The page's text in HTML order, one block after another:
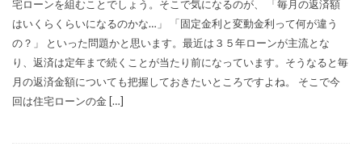
宅ローンを組むことでしょう。そこで気になるのが、 「毎月の返済額
はいくらくらいになるのかな…」 「固定金利と変動金利って何が違う
の？」 といった問題かと思います。最近は３５年ローンが主流とな
り、返済は定年まで続くことが当たり前になっています。そうなると毎
月の返済金額についても把握しておきたいところですよね。 そこで今
回は住宅ローンの金 […]